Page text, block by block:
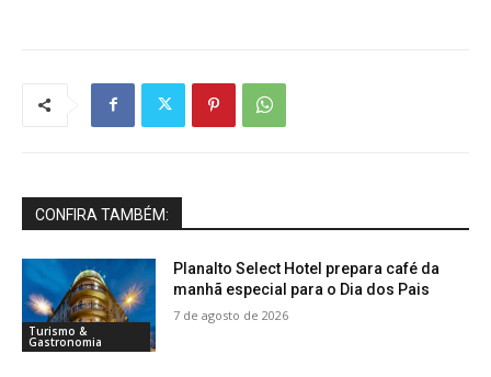
CONFIRA TAMBÉM:
Turismo &
Gastronomia
Planalto Select Hotel prepara café da
manhã especial para o Dia dos Pais
7 de agosto de 2026